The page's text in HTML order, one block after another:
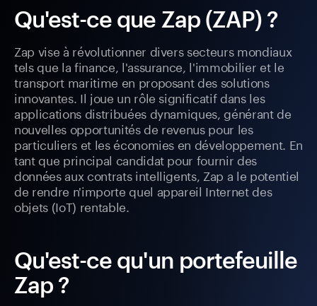
Qu'est-ce que Zap (ZAP) ?
Zap vise à révolutionner divers secteurs mondiaux
tels que la finance, l'assurance, l'immobilier et le
transport maritime en proposant des solutions
innovantes. Il joue un rôle significatif dans les
applications distribuées dynamiques, générant de
nouvelles opportunités de revenus pour les
particuliers et les économies en développement. En
tant que principal candidat pour fournir des
données aux contrats intelligents, Zap a le potentiel
de rendre n'importe quel appareil Internet des
objets (IoT) rentable.
Qu'est-ce qu'un portefeuille
Zap ?